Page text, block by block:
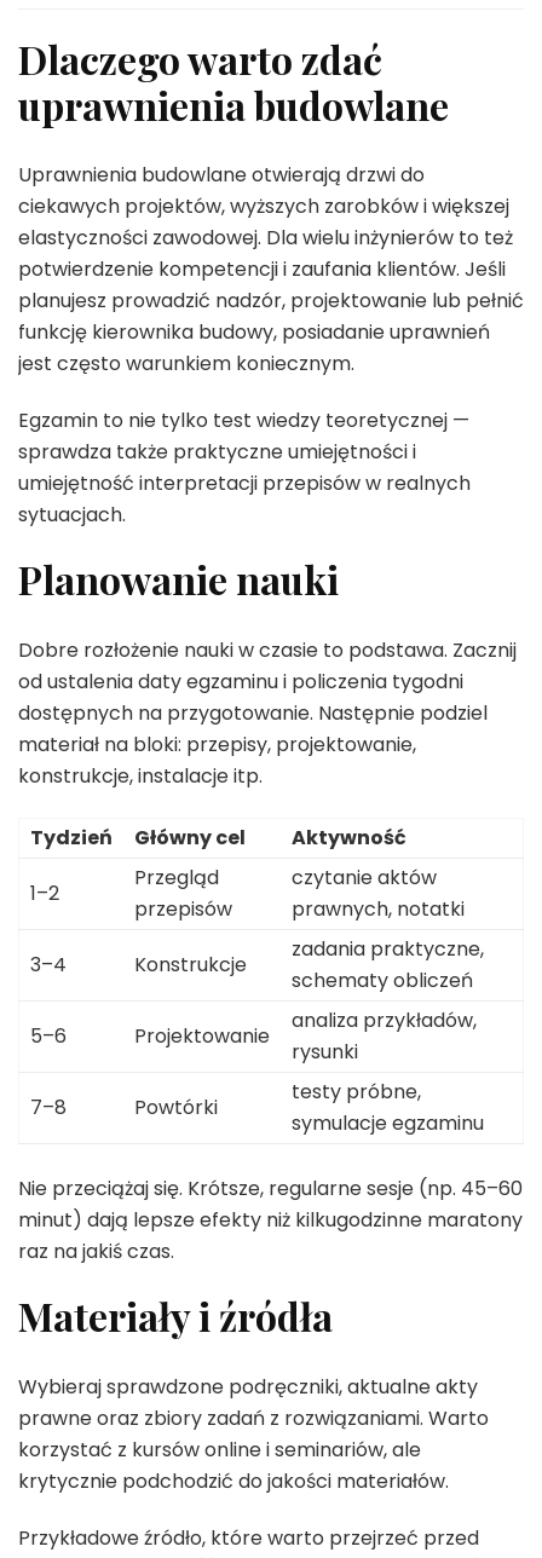
Dlaczego warto zdać
uprawnienia budowlane
Uprawnienia budowlane otwierają drzwi do
ciekawych projektów, wyższych zarobków i większej
elastyczności zawodowej. Dla wielu inżynierów to też
potwierdzenie kompetencji i zaufania klientów. Jeśli
planujesz prowadzić nadzór, projektowanie lub pełnić
funkcję kierownika budowy, posiadanie uprawnień
jest często warunkiem koniecznym.
Egzamin to nie tylko test wiedzy teoretycznej —
sprawdza także praktyczne umiejętności i
umiejętność interpretacji przepisów w realnych
sytuacjach.
Planowanie nauki
Dobre rozłożenie nauki w czasie to podstawa. Zacznij
od ustalenia daty egzaminu i policzenia tygodni
dostępnych na przygotowanie. Następnie podziel
materiał na bloki: przepisy, projektowanie,
konstrukcje, instalacje itp.
Tydzień Główny cel
Aktywność
1–2
Przegląd
przepisów
czytanie aktów
prawnych, notatki
3–4
Konstrukcje
zadania praktyczne,
schematy obliczeń
5–6
Projektowanie
analiza przykładów,
rysunki
7–8
Powtórki
testy próbne,
symulacje egzaminu
Nie przeciążaj się. Krótsze, regularne sesje (np. 45–60
minut) dają lepsze efekty niż kilkugodzinne maratony
raz na jakiś czas.
Materiały i źródła
Wybieraj sprawdzone podręczniki, aktualne akty
prawne oraz zbiory zadań z rozwiązaniami. Warto
korzystać z kursów online i seminariów, ale
krytycznie podchodzić do jakości materiałów.
Przykładowe źródło, które warto przejrzeć przed